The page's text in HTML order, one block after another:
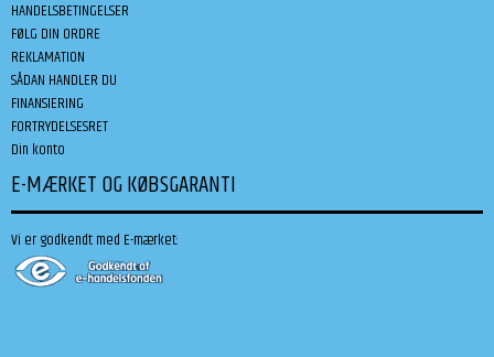
HANDELSBETINGELSER
FØLG DIN ORDRE
REKLAMATION
SÅDAN HANDLER DU
FINANSIERING
FORTRYDELSESRET
Din konto
E-MÆRKET OG KØBSGARANTI
Vi er godkendt med E-mærket: